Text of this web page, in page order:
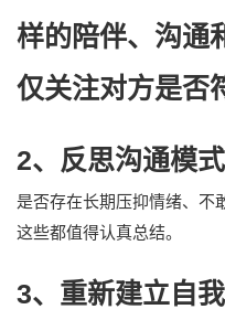
样的陪伴、沟通
仅关注对方是否
2、反思沟通模式
是否存在长期压抑情绪、不
这些都值得认真总结。
3、重新建立自